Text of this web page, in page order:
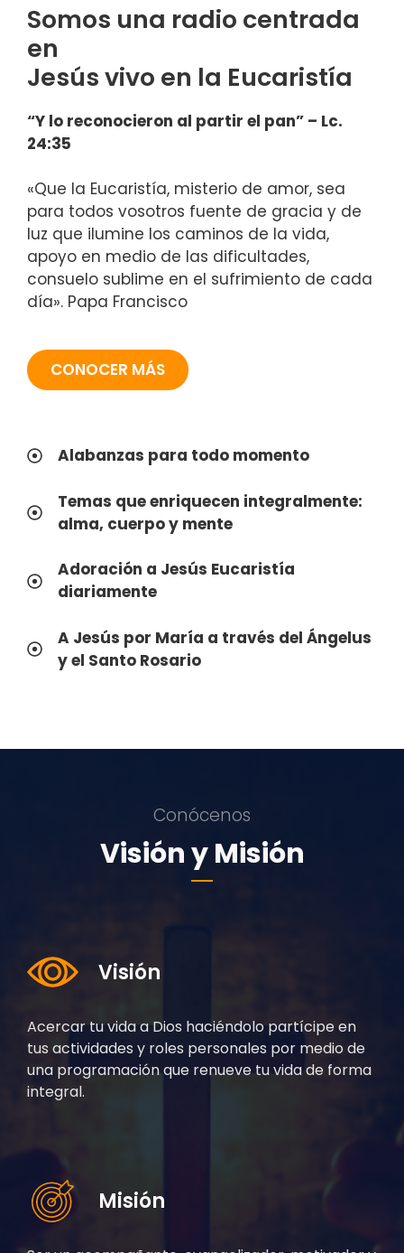
Somos una radio centrada
en
Jesús vivo en la Eucaristía
“Y lo reconocieron al partir el pan” – Lc.
24:35
«Que la Eucaristía, misterio de amor, sea
para todos vosotros fuente de gracia y de
luz que ilumine los caminos de la vida,
apoyo en medio de las dificultades,
consuelo sublime en el sufrimiento de cada
día». Papa Francisco
CONOCER MÁS
Alabanzas para todo momento
Temas que enriquecen integralmente:
alma, cuerpo y mente
Adoración a Jesús Eucaristía
diariamente
A Jesús por María a través del Ángelus
y el Santo Rosario
Conócenos
Visión y Misión
Visión
Acercar tu vida a Dios haciéndolo partícipe en
tus actividades y roles personales por medio de
una programación que renueve tu vida de forma
integral.
Misión